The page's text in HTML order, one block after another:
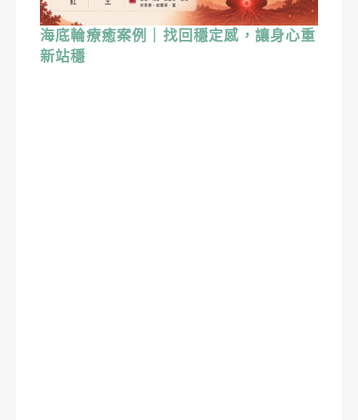
海底輪療癒案例｜找回穩定感，讓身心重
新站穩